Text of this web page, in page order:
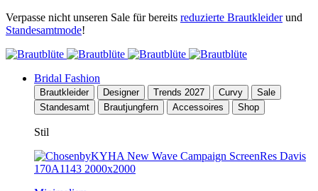
Verpasse nicht unseren Sale für bereits reduzierte Brautkleiderund
Standesamtmode!
Bridal Fashion
Brautkleider Designer Trends 2027 Curvy
Sale
Standesamt
Brautjungfern Accessoires Shop
Stil